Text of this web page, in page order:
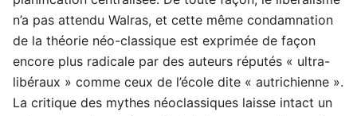
n’a pas attendu Walras, et cette même condamnation
de la théorie néo-classique est exprimée de façon
encore plus radicale par des auteurs réputés « ultra-
libéraux » comme ceux de l’école dite « autrichienne ».
La critique des mythes néoclassiques laisse intact un